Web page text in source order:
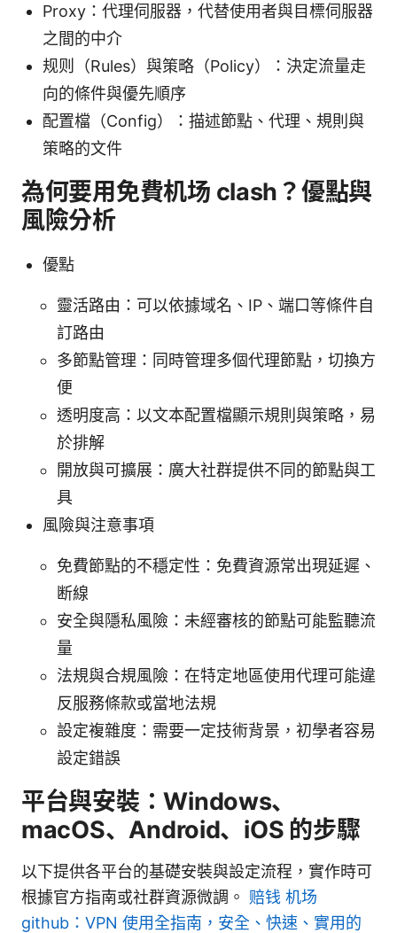
Proxy：代理伺服器，代替使用者與目標伺服器
之間的中介
规则（Rules）與策略（Policy）：決定流量走
向的條件與優先順序
配置檔（Config）：描述節點、代理、規則與
策略的文件
為何要用免費机场 clash？優點與
風險分析
優點
靈活路由：可以依據域名、IP、端口等條件自
訂路由
多節點管理：同時管理多個代理節點，切換方
便
透明度高：以文本配置檔顯示規則與策略，易
於排解
開放與可擴展：廣大社群提供不同的節點與工
具
風險與注意事項
免費節點的不穩定性：免費資源常出現延遲、
断線
安全與隱私風險：未經審核的節點可能監聽流
量
法規與合規風險：在特定地區使用代理可能違
反服務條款或當地法規
設定複雜度：需要一定技術背景，初學者容易
設定錯誤
平台與安裝：Windows、
macOS、Android、iOS 的步驟
以下提供各平台的基礎安裝與設定流程，實作時可
根據官方指南或社群資源微調。 赔钱 机场
github：VPN 使用全指南，安全、快速、實用的